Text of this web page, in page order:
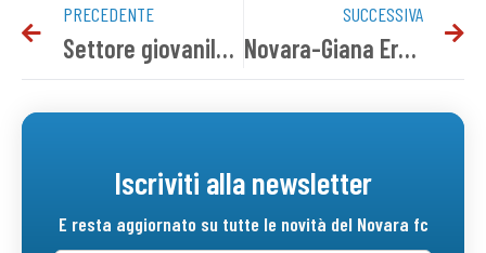
PRECEDENTE
Settore giovanile, il programma del weekend
SUCCESSIVA
Novara-Giana Erminio: i convocati azzurri
Iscriviti alla newsletter
E resta aggiornato su tutte le novità del Novara fc